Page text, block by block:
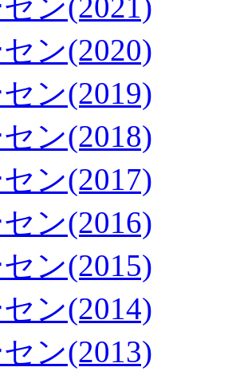
ン(2020)
ン(2019)
ン(2018)
ン(2017)
ン(2016)
ン(2015)
ン(2014)
ン(2013)